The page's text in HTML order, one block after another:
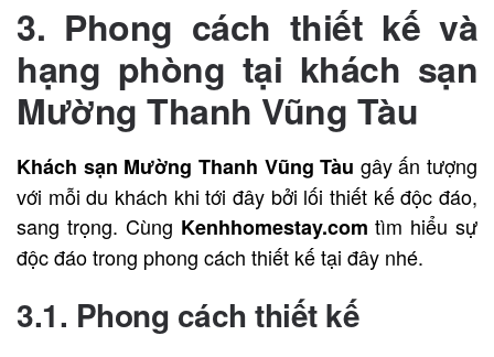
3. Phong cách thiết kế và
hạng phòng tại khách sạn
Mường Thanh Vũng Tàu
Khách sạn Mường Thanh Vũng Tàu gây ấn tượng
với mỗi du khách khi tới đây bởi lối thiết kế độc đáo,
sang trọng. Cùng Kenhhomestay.comtìm hiểu sự
độc đáo trong phong cách thiết kế tại đây nhé.
3.1. Phong cách thiết kế